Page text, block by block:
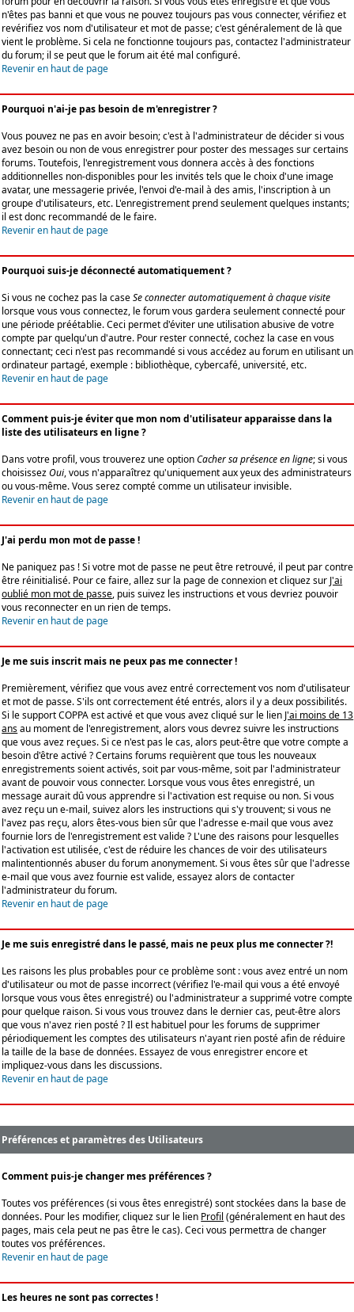
n'êtes pas banni et que vous ne pouvez toujours pas vous connecter, vérifiez et
revérifiez vos nom d'utilisateur et mot de passe; c'est généralement de là que
vient le problème. Si cela ne fonctionne toujours pas, contactez l'administrateur
du forum; il se peut que le forum ait été mal configuré.
Revenir en haut de page
Pourquoi n'ai-je pas besoin de m'enregistrer ?
Vous pouvez ne pas en avoir besoin; c'est à l'administrateur de décider si vous
avez besoin ou non de vous enregistrer pour poster des messages sur certains
forums. Toutefois, l'enregistrement vous donnera accès à des fonctions
additionnelles non-disponibles pour les invités tels que le choix d'une image
avatar, une messagerie privée, l'envoi d'e-mail à des amis, l'inscription à un
groupe d'utilisateurs, etc. L'enregistrement prend seulement quelques instants;
il est donc recommandé de le faire.
Revenir en haut de page
Pourquoi suis-je déconnecté automatiquement ?
Si vous ne cochez pas la caseSe connecter automatiquement à chaque visite
lorsque vous vous connectez, le forum vous gardera seulement connecté pour
une période préétablie. Ceci permet d'éviter une utilisation abusive de votre
compte par quelqu'un d'autre. Pour rester connecté, cochez la case en vous
connectant; ceci n'est pas recommandé si vous accédez au forum en utilisant un
ordinateur partagé, exemple : bibliothèque, cybercafé, université, etc.
Revenir en haut de page
Comment puis-je éviter que mon nom d'utilisateur apparaisse dans la
liste des utilisateurs en ligne ?
Dans votre profil, vous trouverez une optionCacher sa présence en ligne; si vous
choisissezOui, vous n'apparaîtrez qu'uniquement aux yeux des administrateurs
ou vous-même. Vous serez compté comme un utilisateur invisible.
Revenir en haut de page
J'ai perdu mon mot de passe !
Ne paniquez pas ! Si votre mot de passe ne peut être retrouvé, il peut par contre
être réinitialisé. Pour ce faire, allez sur la page de connexion et cliquez sur J'ai
oublié mon mot de passe, puis suivez les instructions et vous devriez pouvoir
vous reconnecter en un rien de temps.
Revenir en haut de page
Je me suis inscrit mais ne peux pas me connecter !
Premièrement, vérifiez que vous avez entré correctement vos nom d'utilisateur
et mot de passe. S'ils ont correctement été entrés, alors il y a deux possibilités.
Si le support COPPA est activé et que vous avez cliqué sur le lien J'ai moins de 13
ansau moment de l'enregistrement, alors vous devrez suivre les instructions
que vous avez reçues. Si ce n'est pas le cas, alors peut-être que votre compte a
besoin d'être activé ? Certains forums requièrent que tous les nouveaux
enregistrements soient activés, soit par vous-même, soit par l'administrateur
avant de pouvoir vous connecter. Lorsque vous vous êtes enregistré, un
message aurait dû vous apprendre si l'activation est requise ou non. Si vous
avez reçu un e-mail, suivez alors les instructions qui s'y trouvent; si vous ne
l'avez pas reçu, alors êtes-vous bien sûr que l'adresse e-mail que vous avez
fournie lors de l'enregistrement est valide ? L'une des raisons pour lesquelles
l'activation est utilisée, c'est de réduire les chances de voir des utilisateurs
malintentionnés abuser du forum anonymement. Si vous êtes sûr que l'adresse
e-mail que vous avez fournie est valide, essayez alors de contacter
l'administrateur du forum.
Revenir en haut de page
Je me suis enregistré dans le passé, mais ne peux plus me connecter ?!
Les raisons les plus probables pour ce problème sont : vous avez entré un nom
d'utilisateur ou mot de passe incorrect (vérifiez l'e-mail qui vous a été envoyé
lorsque vous vous êtes enregistré) ou l'administrateur a supprimé votre compte
pour quelque raison. Si vous vous trouvez dans le dernier cas, peut-être alors
que vous n'avez rien posté ? Il est habituel pour les forums de supprimer
périodiquement les comptes des utilisateurs n'ayant rien posté afin de réduire
la taille de la base de données. Essayez de vous enregistrer encore et
impliquez-vous dans les discussions.
Revenir en haut de page
Préférences et paramètres des Utilisateurs
Comment puis-je changer mes préférences ?
Toutes vos préférences (si vous êtes enregistré) sont stockées dans la base de
données. Pour les modifier, cliquez sur le lien Profil (généralement en haut des
pages, mais cela peut ne pas être le cas). Ceci vous permettra de changer
toutes vos préférences.
Revenir en haut de page
Les heures ne sont pas correctes !